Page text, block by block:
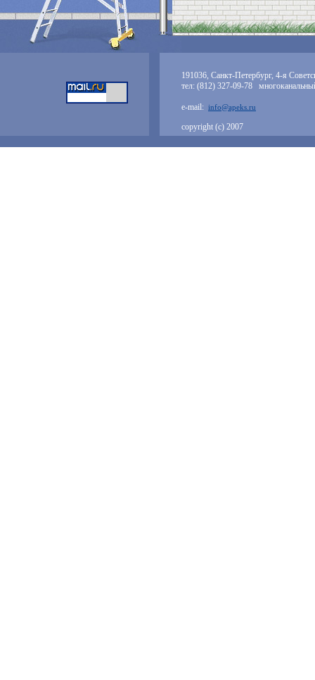
191036, Санкт-Петербург, 4-я
тел: (812) 327-09-78
e-mail: info@apeks.ru
copyright (с) 2007